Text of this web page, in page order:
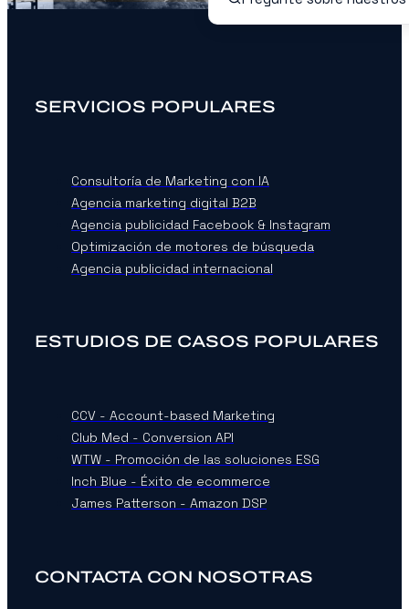
SERVICIOS POPULARES
Consultoría de Marketing con IA
Agencia marketing digital B2B
Agencia publicidad Facebook & Instagram
Optimización de motores de búsqueda
Agencia publicidad internacional
ESTUDIOS DE CASOS POPULARES
CCV - Account-based Marketing
Club Med - Conversion API
WTW - Promoción de las soluciones ESG
Inch Blue - Éxito de ecommerce
James Patterson - Amazon DSP
CONTACTA CON NOSOTRAS